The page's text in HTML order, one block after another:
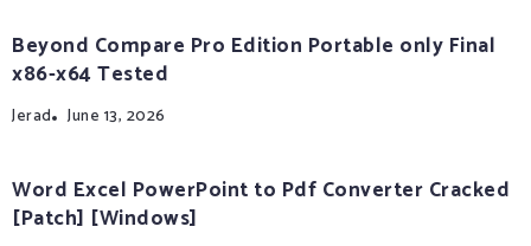
Beyond Compare Pro Edition Portable only Final
x86-x64 Tested
Jerad June 13, 2026
Word Excel PowerPoint to Pdf Converter Cracked
[Patch] [Windows]